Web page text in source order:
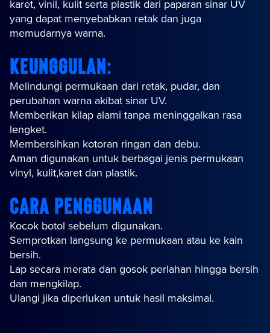
karet, vinil, kulit serta plastik dari paparan sinar UV
yang dapat menyebabkan retak dan juga
memudarnya warna.
Keunggulan:
Melindungi permukaan dari retak, pudar, dan
perubahan warna akibat sinar UV.
Memberikan kilap alami tanpa meninggalkan rasa
lengket.
Membersihkan kotoran ringan dan debu.
Aman digunakan untuk berbagai jenis permukaan
vinyl, kulit,karet dan plastik.
Cara Penggunaan
Kocok botol sebelum digunakan.
Semprotkan langsung ke permukaan atau ke kain
bersih.
Lap secara merata dan gosok perlahan hingga bersih
dan mengkilap.
Ulangi jika diperlukan untuk hasil maksimal.